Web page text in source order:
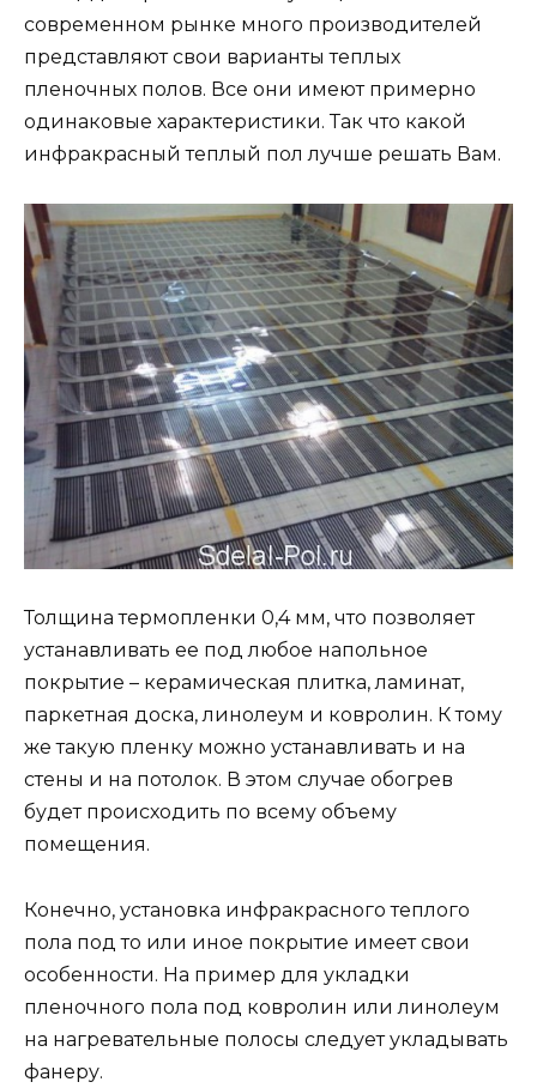
современном рынке много производителей
представляют свои варианты теплых
пленочных полов. Все они имеют примерно
одинаковые характеристики. Так что какой
инфракрасный теплый пол лучше решать Вам.
Толщина термопленки 0,4 мм, что позволяет
устанавливать ее под любое напольное
покрытие – керамическая плитка, ламинат,
паркетная доска, линолеум и ковролин. К тому
же такую пленку можно устанавливать и на
стены и на потолок. В этом случае обогрев
будет происходить по всему объему
помещения.
Конечно, установка инфракрасного теплого
пола под то или иное покрытие имеет свои
особенности. На пример для укладки
пленочного пола под ковролин или линолеум
на нагревательные полосы следует укладывать
фанеру.